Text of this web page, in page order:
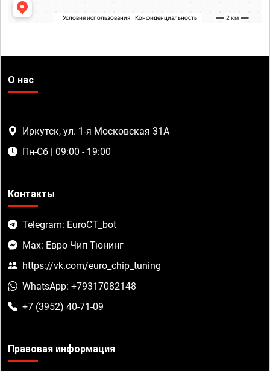
О нас
Иркутск, ул. 1-я Московская 31А
Пн-Сб | 09:00 - 19:00
Контакты
Telegram: EuroCT_bot
Max: Евро Чип Тюнинг
https://vk.com/euro_chip_tuning
WhatsApp: +79317082148
+7 (3952) 40-71-09
Правовая информация